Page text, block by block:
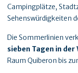
Campingplätze,
Sehenswürdigkeiten
Die Sommerlinien
sieben Tagen in der
Raum Quiberon bis